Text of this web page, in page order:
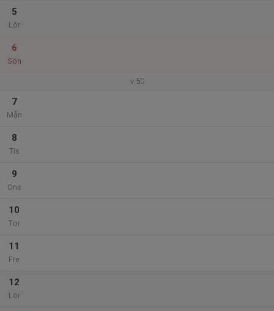
5
Lör
6
Sön
v.50
7
Mån
8
Tis
9
Ons
10
Tor
11
Fre
12
Lör